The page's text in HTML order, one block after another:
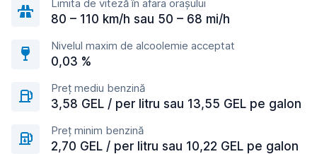
Limita de viteză în afara orașului
80 – 110 km/h sau 50 – 68 mi/h
Nivelul maxim de alcoolemie acceptat
0,03 %
Preț mediu benzină
3,58 GEL / per litru sau 13,55 GEL pe galon
Preț minim benzină
2,70 GEL / per litru sau 10,22 GEL pe galon